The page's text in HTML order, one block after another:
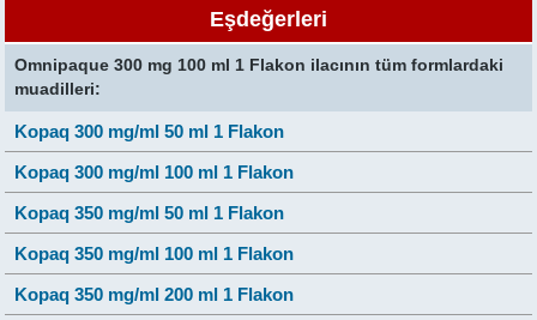
Eşdeğerleri
Omnipaque 300 mg 100 ml 1 Flakon ilacının tüm formlardaki
muadilleri:
Kopaq 300 mg/ml 50 ml 1 Flakon
Kopaq 300 mg/ml 100 ml 1 Flakon
Kopaq 350 mg/ml 50 ml 1 Flakon
Kopaq 350 mg/ml 100 ml 1 Flakon
Kopaq 350 mg/ml 200 ml 1 Flakon